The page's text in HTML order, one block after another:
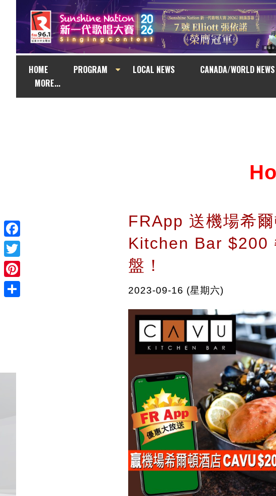
HOME PROGRAM LOCAL NEWS CANADA/WORLD NEWS
MORE...
Facebook
Twitter
Pinterest
FRApp 送機場希
Kitchen Bar $200
盤！
2023-09-16 (星期六)